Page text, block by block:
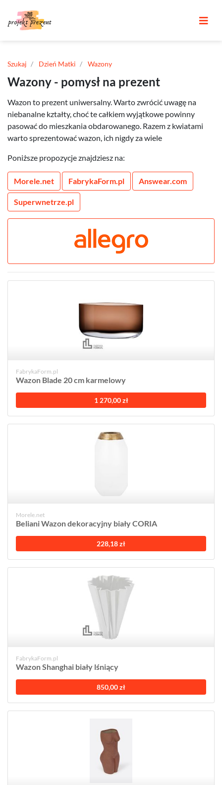
Szukaj Dzień Matki Wazony
Wazony - pomysł na prezent
Wazon to prezent uniwersalny. Warto zwrócić uwagę na
niebanalne kztałty, choć te całkiem wyjątkowe powinny
pasować do mieszkania obdarowanego. Razem z kwiatami
warto sprezentować wazon, ich nigdy za wiele
Poniższe propozycje znajdziesz na:
Morele.net FabrykaForm.pl Answear.com
Superwnetrze.pl
FabrykaForm.pl
Wazon Blade 20 cm karmelowy
1 270,00 zł
Morele.net
Beliani Wazon dekoracyjny biały CORIA
228,18 zł
FabrykaForm.pl
Wazon Shanghai biały lśniący
850,00 zł